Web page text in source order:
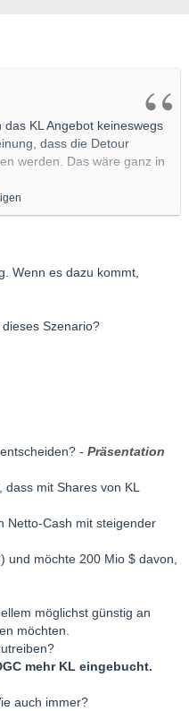
KL Angebot keineswegs
dass die Detour
werden. Das wäre ganz in
Gold shareholders will
about 60% of that $44 per
and mortgage securities
the devaluation of buying
Wenn es dazu kommt,
Szenario?
- Präsentation
mit Shares von KL
Netto-Cash mit steigender
und möchte 200 Mio $ davon,
möglichst günstig an
möchten.
mehr KL eingebucht.
auch immer?